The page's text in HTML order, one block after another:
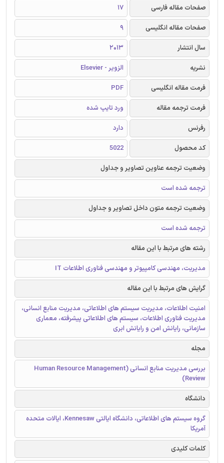
صفحات مقاله فارسی
17
صفحات مقاله انگلیسی
9
سال انتشار
2013
نشریه
الزویر - Elsevier
فرمت مقاله انگلیسی
PDF
فرمت ترجمه مقاله
ورد تایپ شده
رفرنس
دارد
کد محصول
5022
وضعیت ترجمه عناوین تصاویر و جداول
ترجمه شده است
وضعیت ترجمه متون داخل تصاویر و جداول
ترجمه شده است
رشته های مرتبط با این مقاله
مدیریت، مهندسی کامپیوتر و مهندسی فناوری اطلاعات IT
گرایش های مرتبط با این مقاله
امنیت اطلاعات، مدیریت سیستم های اطلاعاتی، مدیریت منابع انسانی،
مدیریت فناوری اطلاعات، سیستم های اطلاعاتی پیشرفته، معماری
سازمانی، رایانش امن و رایانش ابری
مجله
بررسی مدیریت منابع انسانی (Human Resource Management
Review)
دانشگاه
گروه سیستم های اطلاعاتی، دانشگاه ایالتی Kennesaw، ایالات متحده
آمریکا
کلمات کلیدی